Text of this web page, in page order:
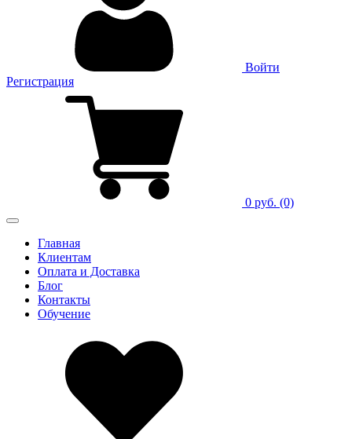
Войти
Регистрация
0 руб. (0)
Главная
Клиентам
Оплата и Доставка
Блог
Контакты
Обучение